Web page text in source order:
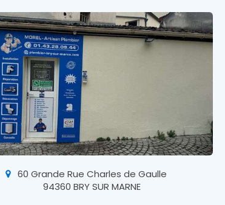
60 Grande Rue Charles de Gaulle
94360 BRY SUR MARNE